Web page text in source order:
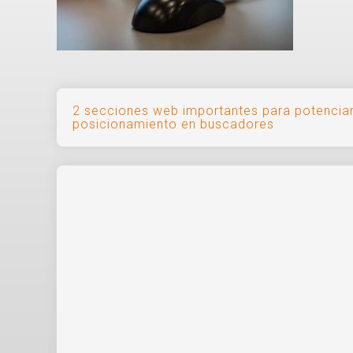
Navegación
de
entradas
2 secciones web importantes para
posicionamiento en buscadores